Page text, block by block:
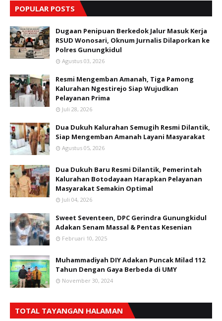
POPULAR POSTS
Dugaan Penipuan Berkedok Jalur Masuk Kerja
RSUD Wonosari, Oknum Jurnalis Dilaporkan ke
Polres Gunungkidul
Agustus 03, 2026
Resmi Mengemban Amanah, Tiga Pamong
Kalurahan Ngestirejo Siap Wujudkan
Pelayanan Prima
Juli 28, 2026
Dua Dukuh Kalurahan Semugih Resmi Dilantik,
Siap Mengemban Amanah Layani Masyarakat
Agustus 05, 2026
Dua Dukuh Baru Resmi Dilantik, Pemerintah
Kalurahan Botodayaan Harapkan Pelayanan
Masyarakat Semakin Optimal
Juli 04, 2026
Sweet Seventeen, DPC Gerindra Gunungkidul
Adakan Senam Massal & Pentas Kesenian
Februari 10, 2025
Muhammadiyah DIY Adakan Puncak Milad 112
Tahun Dengan Gaya Berbeda di UMY
November 30, 2024
TOTAL TAYANGAN HALAMAN